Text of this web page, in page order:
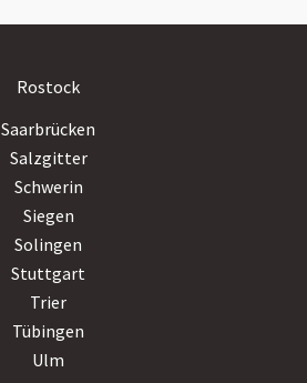
Rostock
Saarbrücken
Salzgitter
Schwerin
Siegen
Solingen
Stuttgart
Trier
Tübingen
Ulm